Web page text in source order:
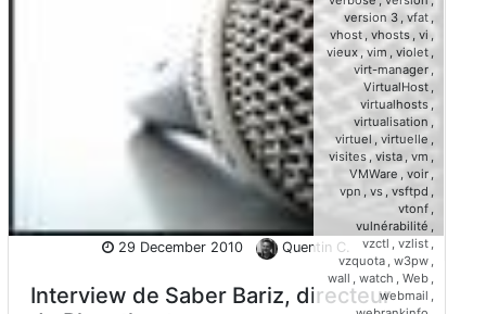
29 December 2010 Quentin C.
Interview de Saber Bariz, directeur
version 3 , vfat ,
vhost , vhosts , vi ,
vieux , vim , violet ,
virt-manager ,
VirtualHost ,
virtualhosts ,
virtualisation ,
virtuel , virtuelle ,
visites , vista , vm ,
VMWare , voir ,
vpn , vs , vsftpd ,
vtonf ,
vulnérabilité ,
vzctl , vzlist ,
vzquota , w3pw ,
wall , watch , Web ,
webmail ,